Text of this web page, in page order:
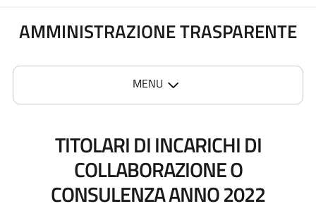
AMMINISTRAZIONE TRASPARENTE
MENU
TITOLARI DI INCARICHI DI
COLLABORAZIONE O
CONSULENZA ANNO 2022